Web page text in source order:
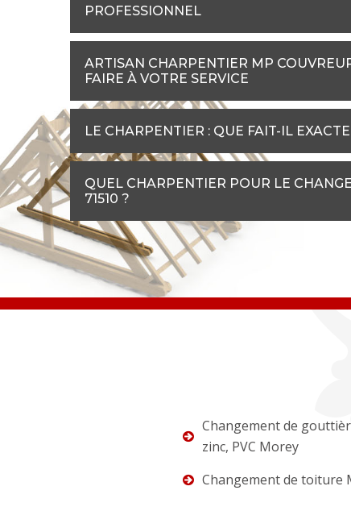
PROFESSIONNEL
ARTISAN CHARPENTIER MP
FAIRE À VOTRE SERVICE
LE CHARPENTIER : QUE FAIT-IL
QUEL CHARPENTIER POUR LE
71510 ?
Changement de
zinc, PVC Morey
Changement de toiture